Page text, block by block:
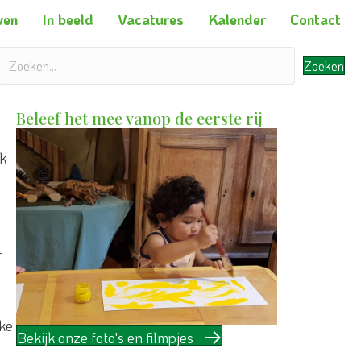
In beeld Vacatures Kalender Contact
Zoeken
Beleef het mee vanop de eerste rij
Bekijk onze foto's en filmpjes